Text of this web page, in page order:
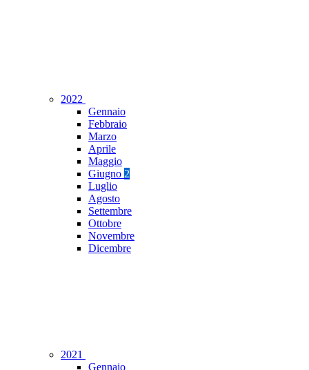
2022
Gennaio
Febbraio
Marzo
Aprile
Maggio
Giugno 2
Luglio
Agosto
Settembre
Ottobre
Novembre
Dicembre
2021
Gennaio